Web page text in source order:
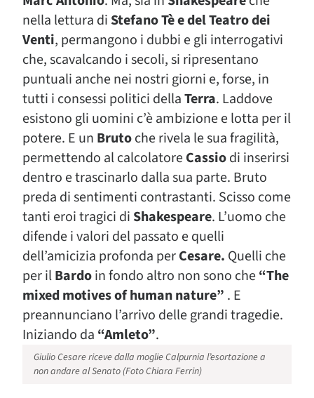
nella lettura di Stefano Tè e del Teatro dei
Venti, permangono i dubbi e gli interrogativi
che, scavalcando i secoli, si ripresentano
puntuali anche nei nostri giorni e, forse, in
tutti i consessi politici dellaTerra. Laddove
esistono gli uomini c’è ambizione e lotta per il
potere. E un Brutoche rivela le sua fragilità,
permettendo al calcolatoreCassiodi inserirsi
dentro e trascinarlo dalla sua parte. Bruto
preda di sentimenti contrastanti. Scisso come
tanti eroi tragici di Shakespeare. L’uomo che
difende i valori del passato e quelli
dell’amicizia profonda perCesare. Quelli che
per ilBardoin fondo altro non sono che“The
mixed motives of human nature” . E
preannunciano l’arrivo delle grandi tragedie.
Iniziando da “Amleto”.
Giulio Cesare riceve dalla moglie Calpurnia l’esortazione a
non andare al Senato (Foto Chiara Ferrin)